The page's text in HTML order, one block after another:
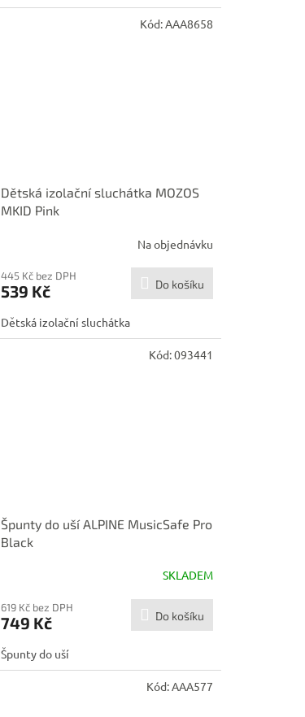
Dětská izolační sluchátka MOZOS
MKID Pink
Na objednávku
445 Kč bez DPH
539 Kč Do košíku
Dětská izolační sluchátka
Kód:AAA8658
Špunty do uší ALPINE MusicSafe Pro
Black
SKLADEM
619 Kč bez DPH
749 Kč Do košíku
Špunty do uší
Kód:093441
Kód: AAA577